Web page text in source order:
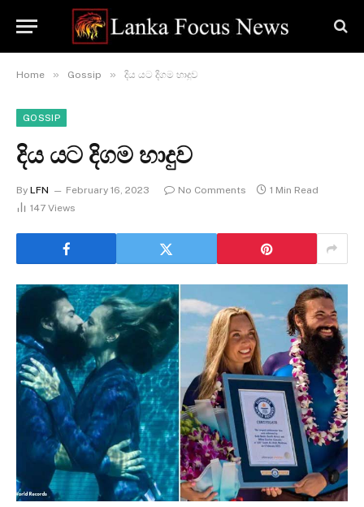
Home » Gossip » දිය යට දිගම හාදුව
GOSSIP
දිය යට දිගම හාදුව
By LFN February 16, 2023 No Comments
1 Min Read
147 Views